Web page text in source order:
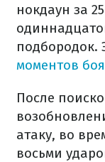
нокдаун за
подбородок.
моментов боя
После
атаку, во
восьми